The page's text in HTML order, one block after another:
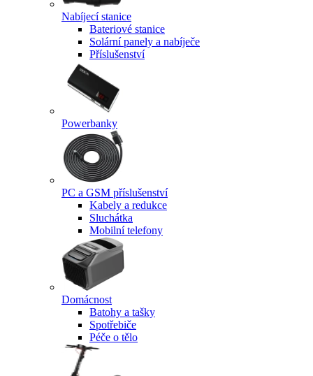
Nabíjecí stanice
Bateriové stanice
Solární panely a nabíječe
Příslušenství
Powerbanky
PC a GSM příslušenství
Kabely a redukce
Sluchátka
Mobilní telefony
Domácnost
Batohy a tašky
Spotřebiče
Péče o tělo